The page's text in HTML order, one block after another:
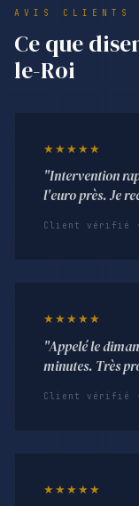
AVIS CLIENTS
Ce que
le-Roi
★★★★★
"Intervention
l'euro près. Je
Client vérifié
★★★★★
"Appelé le
minutes. Très
Client vérifié
★★★★★